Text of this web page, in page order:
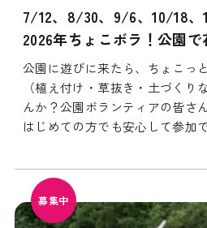
7/12、8/30、9/6、10/18、
2026年ちょこボラ！公園で
公園に遊びに来たら、ちょこっ
（植え付け・草抜き・土づくり
んか？公園ボランティアの皆さ
はじめての方でも安心して参加
募集中